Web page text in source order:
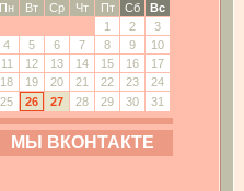
Пн
Вт Ср Чт Пт Сб
Вс
1
2
3
4
5 6 7 8 9
10
11
12 13 14 15 16
17
18
19 20 21 22 23
24
25
26 27 28 29 30 31
МЫ ВКОНТАКТЕ